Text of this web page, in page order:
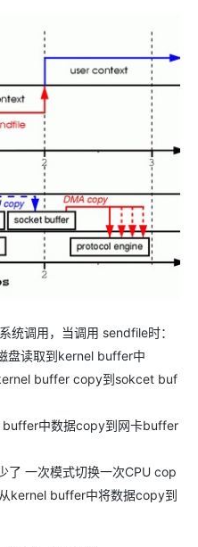
统调用，当调用 sendfile时：
盘读取到kernel buffer中
buffer copy到sokcet buf
中数据copy到网卡buffer
一次模式切换一次CPU cop
kernel buffer中将数据copy到